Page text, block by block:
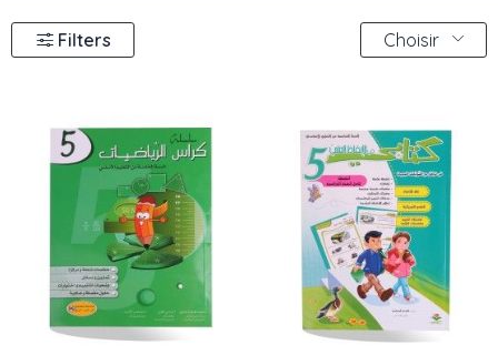
Filters Choisir